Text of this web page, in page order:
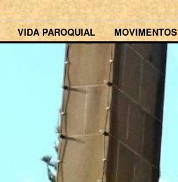
VIDA PAROQUIAL MOVIMENTOS